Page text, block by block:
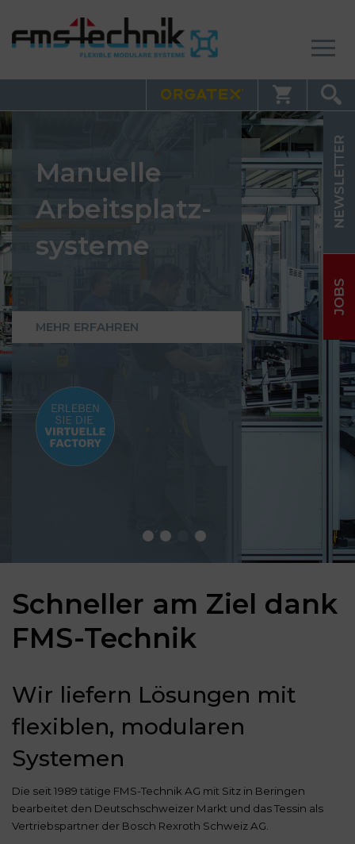
Manuelle
Arbeitsplatz-
systeme
MEHR ERFAHREN
Schneller am Ziel dank
FMS-Technik
Wir liefern Lösungen mit
flexiblen, modularen
Systemen
Die seit 1989 tätige FMS-Technik AG mit Sitz in Beringen
bearbeitet den Deutschschweizer Markt und das Tessin als
Vertriebspartner der Bosch Rexroth Schweiz AG.